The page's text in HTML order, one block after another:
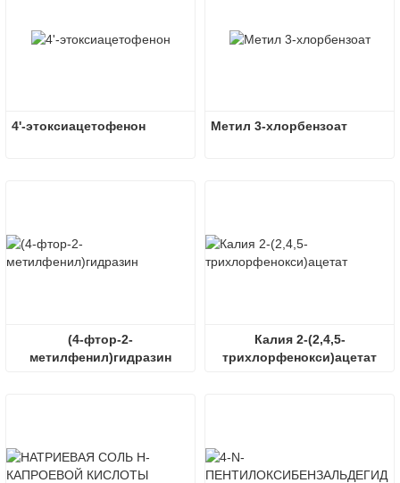
4'-этоксиацетофенон Метил 3-хлорбензоат
(4-фтор-2-
метилфенил)гидразин
Калия 2-(2,4,5-
трихлорфенокси)ацетат